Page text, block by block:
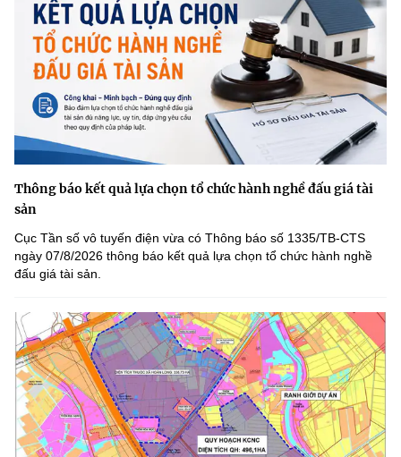
Thông báo kết quả lựa chọn tổ chức hành nghề đấu giá tài
sản
Cục Tần số vô tuyến điện vừa có Thông báo số 1335/TB-CTS
ngày 07/8/2026 thông báo kết quả lựa chọn tổ chức hành nghề
đấu giá tài sản.